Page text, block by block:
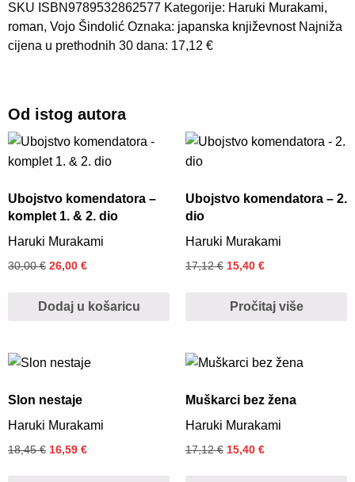
SKU ISBN9789532862577 Kategorije: Haruki Murakami,
roman, Vojo Šindolić Oznaka: japanska književnost Najniža
cijena u prethodnih 30 dana: 17,12 €
Od istog autora
Ubojstvo komendatora –
komplet 1. & 2. dio
Haruki Murakami
30,00€ 26,00 €
Dodaj u košaricu
Ubojstvo komendatora – 2.
dio
Haruki Murakami
17,12€ 15,40 €
Pročitaj više
Slon nestaje
Haruki Murakami
18,45€ 16,59 €
Muškarci bez žena
Haruki Murakami
17,12€ 15,40 €